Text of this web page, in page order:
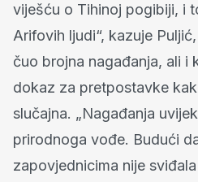
viješću o Tihinoj pogibiji, i
Arifovih ljudi“, kazuje
čuo brojna nagađanja, ali i
dokaz za pretpostavke
slučajna. „Nagađanja
prirodnoga vođe. Budući
zapovjednicima nije